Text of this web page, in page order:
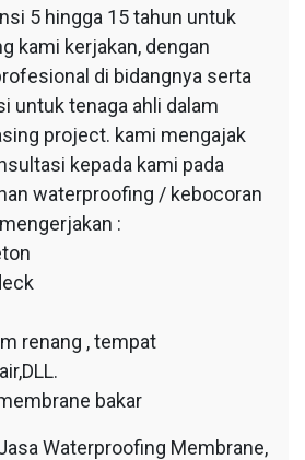
5 hingga 15 tahun untuk
kami kerjakan, dengan
di bidangnya serta
untuk tenaga ahli dalam
project. kami mengajak
kepada kami pada
waterproofing / kebocoran
:
renang , tempat
bakar
Waterproofing Membrane,